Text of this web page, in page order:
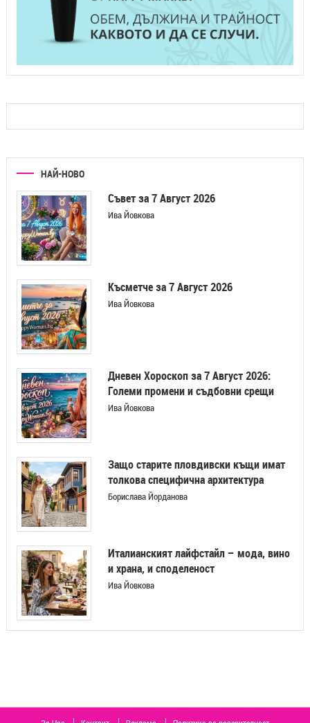
НАЙ-НОВО
Съвет за 7 Август 2026
Ива Йовкова
Късметче за 7 Август 2026
Ива Йовкова
Дневен Хороскоп за 7 Август 2026:
Големи промени и съдбовни срещи
Ива Йовкова
Защо старите пловдивски къщи имат
толкова специфична архитектура
Борислава Йорданова
Италианският лайфстайл – мода, вино
и храна, и споделеност
Ива Йовкова